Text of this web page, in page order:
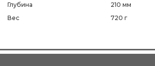
Глубина
210 мм
Вес
720 г